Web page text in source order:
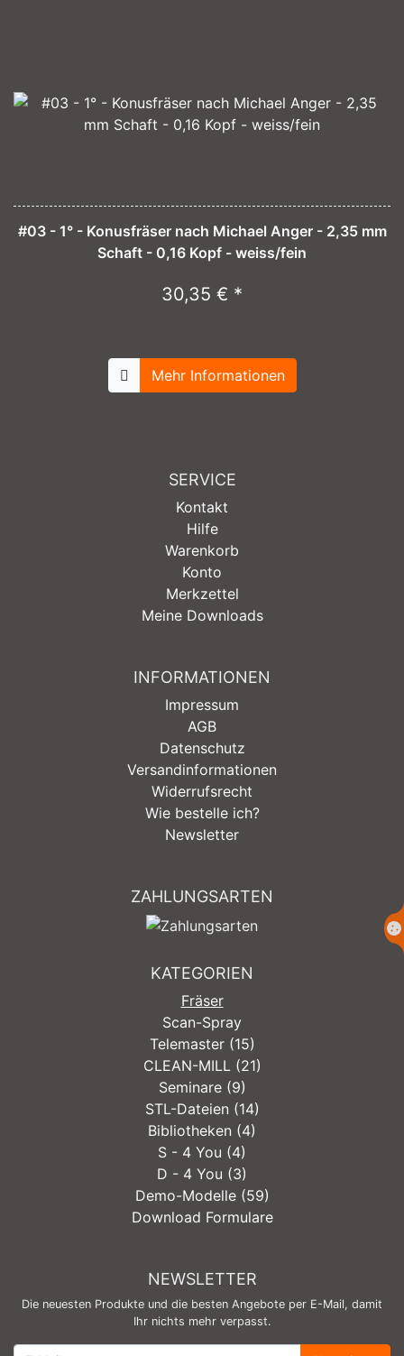
#03 - 1° - Konusfräser nach Michael Anger - 2,35 mm
Schaft - 0,16 Kopf - weiss/fein
30,35 € *
Mehr Informationen
SERVICE
Kontakt
Hilfe
Warenkorb
Konto
Merkzettel
Meine Downloads
INFORMATIONEN
Impressum
AGB
Datenschutz
Versandinformationen
Widerrufsrecht
Wie bestelle ich?
Newsletter
ZAHLUNGSARTEN
KATEGORIEN
Fräser
Scan-Spray
Telemaster (15)
CLEAN-MILL (21)
Seminare (9)
STL-Dateien (14)
Bibliotheken (4)
S - 4 You (4)
D - 4 You (3)
Demo-Modelle (59)
Download Formulare
NEWSLETTER
Die neuesten Produkte und die besten Angebote per E-Mail, damit
Ihr nichts mehr verpasst.